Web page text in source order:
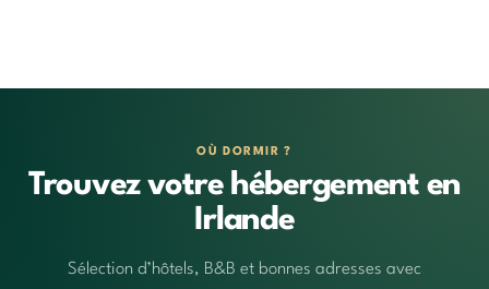
OÙ DORMIR ?
Trouvez votre hébergement en
Irlande
Sélection d’hôtels, B&B et bonnes adresses avec